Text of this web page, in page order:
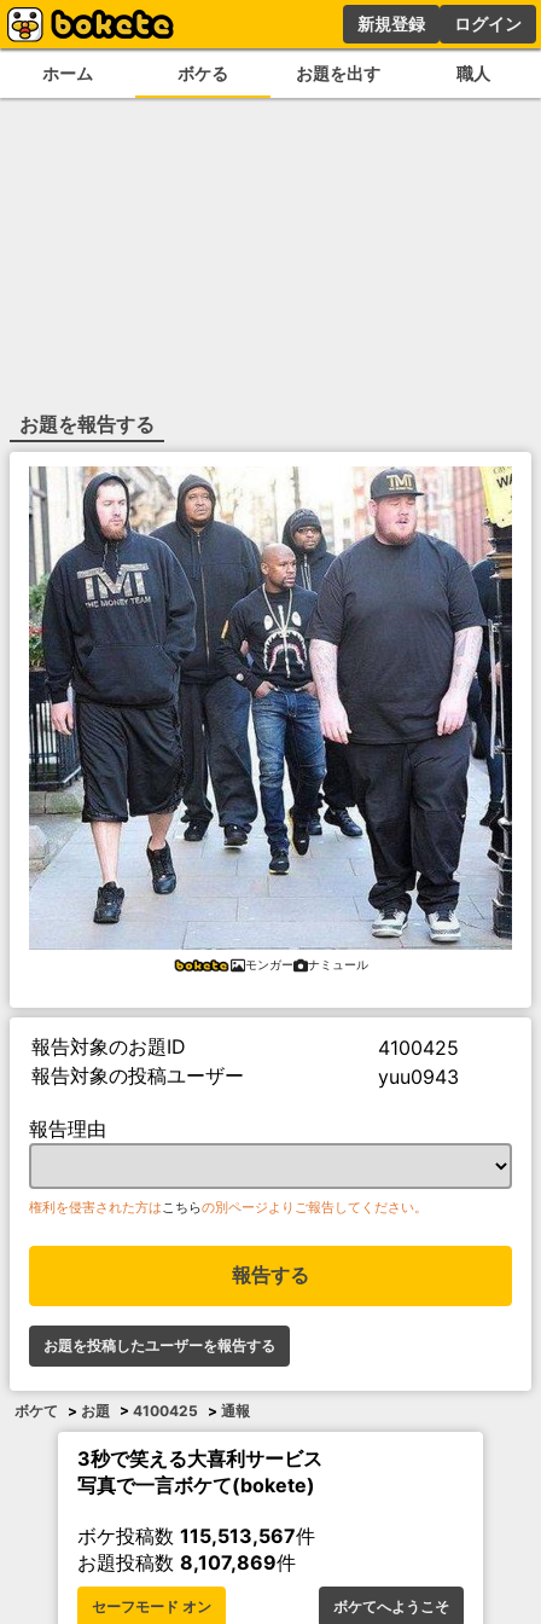
新規登録 ログイン
ホーム ボケる お題を出す 職人
お題を報告する
モンガー ナミュール
報告対象のお題ID
4100425
報告対象の投稿ユーザー
yuu0943
報告理由
権利を侵害された方は こちらの別ページよりご報告してください。
報告する
お題を投稿したユーザーを報告する
ボケて > お題 > 4100425 > 通報
3秒で笑える大喜利サービス
写真で一言ボケて(bokete)
ボケ投稿数 115,513,567件
お題投稿数 8,107,869件
セーフモード オン ボケてへようこそ